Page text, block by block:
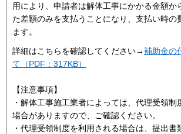
用により、申請者は解体工事にかかる金額か
た差額のみを支払うことになり、支払い時の
ます。
詳細はこちらを確認してください→補助金の
て（PDF：317KB）
【注意事項】
・解体工事施工業者によっては、代理受領制
場合がありますので、ご確認ください。
・代理受領制度を利用される場合は、提出